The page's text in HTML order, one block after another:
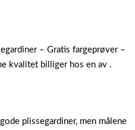
– Gratis fargeprøver –
kvalitet billiger hos en av .
plissegardiner, men målene